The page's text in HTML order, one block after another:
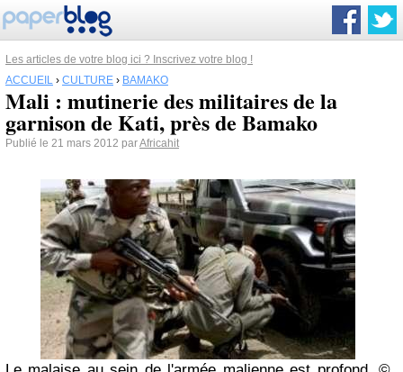
Les articles de votre blog ici ? Inscrivez votre blog !
ACCUEIL › CULTURE › BAMAKO
Mali : mutinerie des militaires de la
garnison de Kati, près de Bamako
Publié le 21 mars 2012 parAfricahit